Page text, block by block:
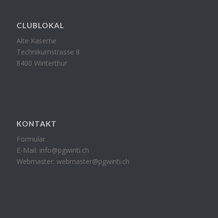
CLUBLOKAL
Alte Kaserne
Technikumstrasse 8
8400 Winterthur
KONTAKT
Formular
E-Mail: info@pgwinti.ch
Webmaster: webmaster@pgwinti.ch